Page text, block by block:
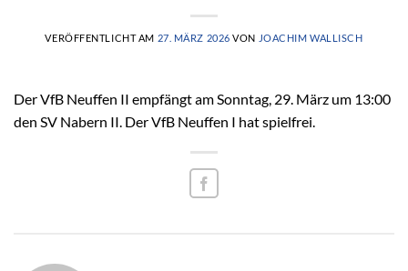
VERÖFFENTLICHT AM 27. MÄRZ 2026 VON JOACHIM WALLISCH
Der VfB Neuffen II empfängt am Sonntag, 29. März um 13:00
den SV Nabern II. Der VfB Neuffen I hat spielfrei.